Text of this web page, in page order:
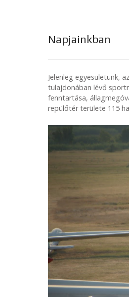
Napjainkban
Jelenleg egyesületünk,
tulajdonában lévő
fenntartása,
repülőtér területe 115